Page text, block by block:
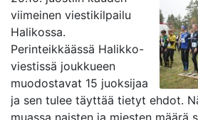
viimeinen viestikilpailu
Halikossa.
Perinteikkäässä Halikko-
viestissä joukkueen
muodostavat 15 juoksijaa
ja sen tulee täyttää tietyt ehdot.